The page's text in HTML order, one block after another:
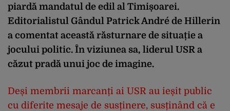
piardă mandatul de edil al Timișoarei.
Editorialistul Gândul Patrick André de Hillerin
a comentat această răsturnare de situație a
jocului politic. În viziunea sa, liderul USR a
căzut pradă unui joc de imagine.
Deși membrii marcanți ai USR au ieșit public
cu diferite mesaje de susținere, susținând că e